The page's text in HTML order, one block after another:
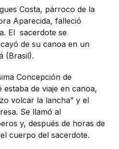
Costa, párroco de la
Aparecida, falleció
El sacerdote se
de su canoa en un
(Brasil).
Concepción de
estaba de viaje en canoa,
volcar la lancha” y el
Se llamó al
y, después de horas de
cuerpo del sacerdote.